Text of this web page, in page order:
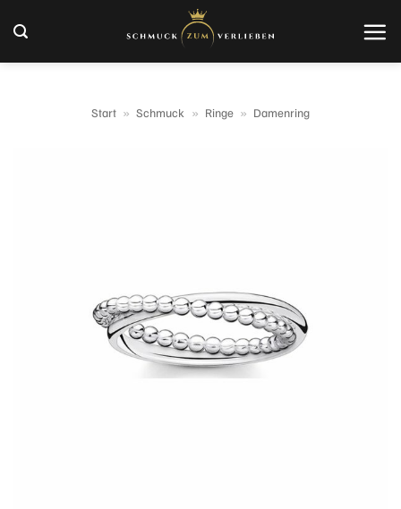
Inhalt
springen
Start » Schmuck » Ringe » Damenring